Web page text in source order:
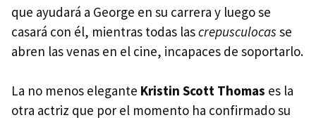
que ayudará a George en su carrera y luego se
casará con él, mientras todas lascrepusculocas se
abren las venas en el cine, incapaces de soportarlo.
La no menos elegante Kristin Scott Thomas es la
otra actriz que por el momento ha confirmado su